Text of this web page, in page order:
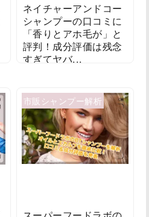
ネイチャーアンドコー
シャンプーの口コミに
「香りとアホ毛が」と
評判！成分評価は残念
すぎてヤバ...
市販シャンプー解析